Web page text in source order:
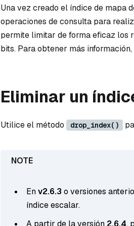
Una vez creado el índice de mapa
operaciones de consulta para
permite limitar de forma eficaz los
bits. Para obtener más
Eliminar un
Utilice el método drop_index()
Env2.6.3 o versiones
índice escalar.
A partir de la versión 2.6.4,